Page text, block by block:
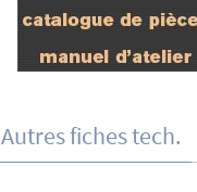
Autres fiches tech.